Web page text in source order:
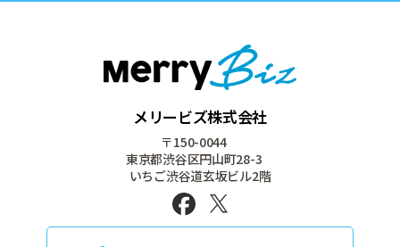
メリービズ株式会社
〒150-0044
東京都渋谷区円山町28-3
いちご渋谷道玄坂ビル2階